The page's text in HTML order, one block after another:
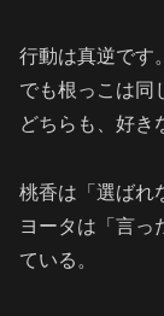
行動は真逆です。
でも根っこは同
どちらも、好き
桃香は「選ばれ
ヨータは「言っ
ている。